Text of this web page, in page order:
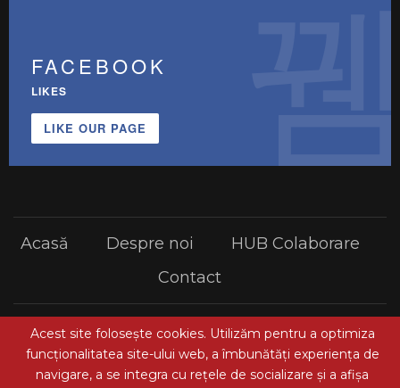
FACEBOOK
LIKES
LIKE OUR PAGE
Acasă Despre noi
HUB Colaborare
Contact
© 2026 - Gazeta Brașovului. Toate drepturile rezervate.
Preferințe cookies
| Termeni și condiții de utilizare
Acest site folosește cookies. Utilizăm pentru a optimiza
funcţionalitatea site-ului web, a îmbunătăţi experienţa de
navigare, a se integra cu reţele de socializare şi a afişa